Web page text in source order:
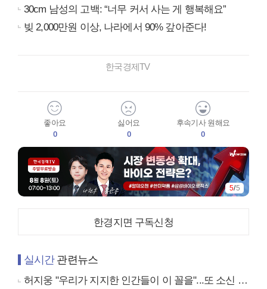
30cm 남성의 고백: “너무 커서 사는 게 행복해요”
빚 2,000만원 이상, 나라에서 90% 갚아준다!
한국경제TV
좋아요
0
싫어요
0
후속기사 원해요
0
5/5
한경지면 구독신청
실시간관련뉴스
허지웅 "우리가 지지한 인간들이 이 꼴을"...또 소신 발언